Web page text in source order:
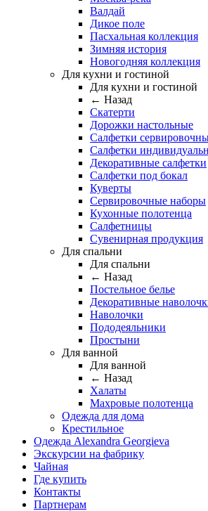
Валдай
Дикое поле
Пасхальная коллекция
Зимняя история
Новогодняя коллекция
Для кухни и гостиной
Для кухни и гостиной
← Назад
Скатерти
Дорожки настольные
Салфетки
Салфетки
Декоративные салфетки
Салфетки под бокал
Куверты
Сервировочные наборы
Кухонные полотенца
Салфетницы
Сувенирная продукция
Для спальни
Для спальни
← Назад
Постельное белье
Декоративные
Наволочки
Пододеяльники
Простыни
Для ванной
Для ванной
← Назад
Халаты
Махровые полотенца
Одежда для дома
Крестильное
Одежда Alexandra Georgieva
Экскурсии на фабрику
Чайная
Где купить
Контакты
Партнерам